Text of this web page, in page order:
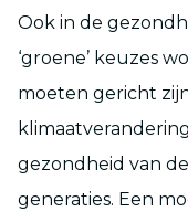
Ook in de
‘groene’ keuzes
moeten gericht
gezondheid van
generaties. Een